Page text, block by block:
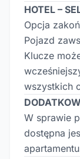
HOTEL –
Opcja
Pojazd
Klucze
wszystkich
W sprawie
dostępna